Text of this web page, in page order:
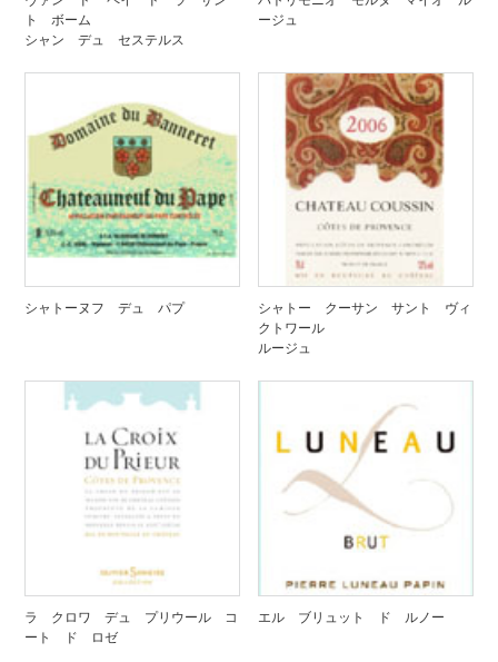
ト ボーム
シャン デュ セステルス
ージュ
シャトーヌフ デュ パプ
シャトー クーサン サント ヴィ
クトワール
ルージュ
ラ クロワ デュ プリウール コ
ート ド ロゼ
エル ブリュット ド ルノー